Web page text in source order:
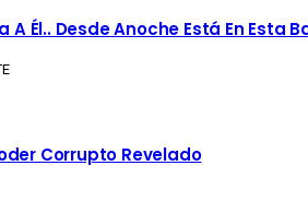
A Él.. Desde Anoche Está En Esta
Corrupto Revelado